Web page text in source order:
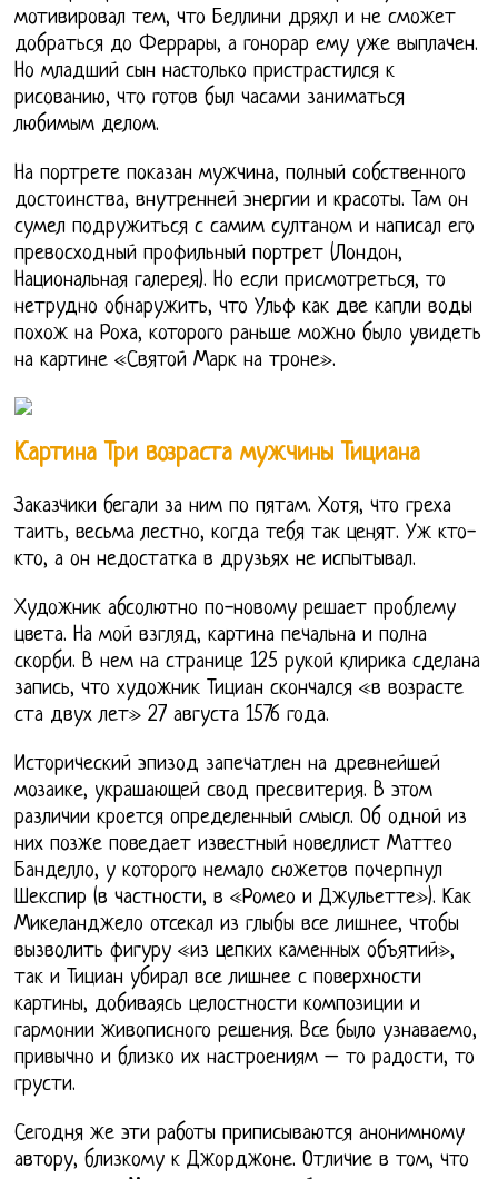
мотивировал тем, что Беллини дряхл и не сможет
добраться до Феррары, а гонорар ему уже выплачен.
Но младший сын настолько пристрастился к
рисованию, что готов был часами заниматься
любимым делом.
На портрете показан мужчина, полный собственного
достоинства, внутренней энергии и красоты. Там он
сумел подружиться с самим султаном и написал его
превосходный профильный портрет (Лондон,
Национальная галерея). Но если присмотреться, то
нетрудно обнаружить, что Ульф как две капли воды
похож на Роха, которого раньше можно было увидеть
на картине «Святой Марк на троне».
Картина Три возраста мужчины Тициана
Заказчики бегали за ним по пятам. Хотя, что греха
таить, весьма лестно, когда тебя так ценят. Уж кто-
кто, а он недостатка в друзьях не испытывал.
Художник абсолютно по-новому решает проблему
цвета. На мой взгляд, картина печальна и полна
скорби. В нем на странице 125 рукой клирика сделана
запись, что художник Тициан скончался «в возрасте
ста двух лет» 27 августа 1576 года.
Исторический эпизод запечатлен на древнейшей
мозаике, украшающей свод пресвитерия. В этом
различии кроется определенный смысл. Об одной из
них позже поведает известный новеллист Маттео
Банделло, у которого немало сюжетов почерпнул
Шекспир (в частности, в «Ромео и Джульетте»). Как
Микеланджело отсекал из глыбы все лишнее, чтобы
вызволить фигуру «из цепких каменных объятий»,
так и Тициан убирал все лишнее с поверхности
картины, добиваясь целостности композиции и
гармонии живописного решения. Все было узнаваемо,
привычно и близко их настроениям – то радости, то
грусти.
Сегодня же эти работы приписываются анонимному
автору, близкому к Джорджоне. Отличие в том, что